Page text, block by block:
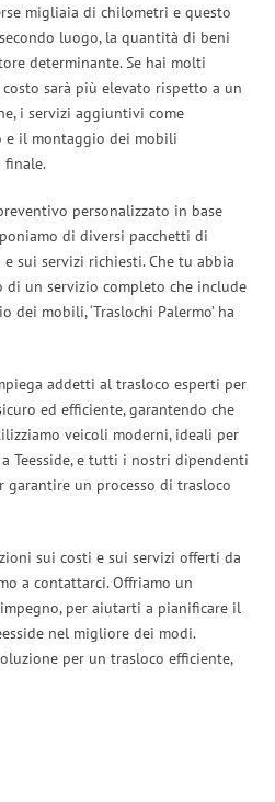
migliaia di chilometri e questo
luogo, la quantità di beni
determinante. Se hai molti
sarà più elevato rispetto a un
i servizi aggiuntivi come
e il montaggio dei mobili
finale.
personalizzato in base
di diversi pacchetti di
e sui servizi richiesti. Che tu abbia
un servizio completo che include
dei mobili, ‘Traslochi Palermo’ ha
addetti al trasloco esperti per
ed efficiente, garantendo che
veicoli moderni, ideali per
Teesside, e tutti i nostri dipendenti
garantire un processo di trasloco
sui costi e sui servizi offerti da
a contattarci. Offriamo un
per aiutarti a pianificare il
nel migliore dei modi.
per un trasloco efficiente,